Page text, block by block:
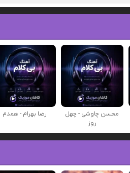
محسن چاوشی - چهل
روز
رضا بهرام - همدم